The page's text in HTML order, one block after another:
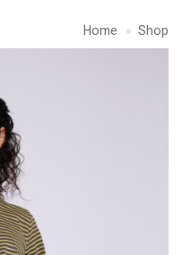
Home » Shop